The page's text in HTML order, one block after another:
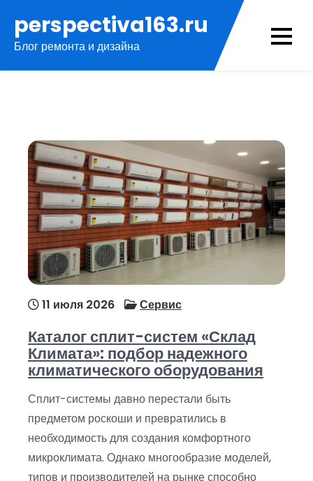
содержимому
perspectiva163.ru
Блог ремонта и дизайна
11 июля 2026 Сервис
Каталог сплит-систем «Склад
Климата»: подбор надежного
климатического оборудования
Сплит-системы давно перестали быть
предметом роскоши и превратились в
необходимость для создания комфортного
микроклимата. Однако многообразие моделей,
типов и производителей на рынке способно